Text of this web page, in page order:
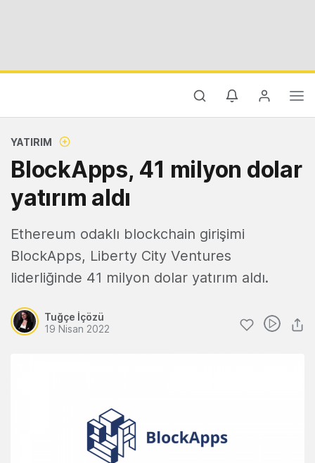
YATIRIM
BlockApps, 41 milyon dolar
yatırım aldı
Ethereum odaklı blockchain girişimi
BlockApps, Liberty City Ventures
liderliğinde 41 milyon dolar yatırım aldı.
Tuğçe İçözü
19 Nisan 2022